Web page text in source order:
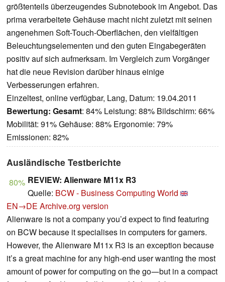
größtenteils überzeugendes Subnotebook im Angebot. Das
prima verarbeitete Gehäuse macht nicht zuletzt mit seinen
angenehmen Soft-Touch-Oberflächen, den vielfältigen
Beleuchtungselementen und den guten Eingabegeräten
positiv auf sich aufmerksam. Im Vergleich zum Vorgänger
hat die neue Revision darüber hinaus einige
Verbesserungen erfahren.
Einzeltest, online verfügbar, Lang, Datum: 19.04.2011
Bewertung: Gesamt: 84% Leistung: 88% Bildschirm: 66%
Mobilität: 91% Gehäuse: 88% Ergonomie: 79%
Emissionen: 82%
Ausländische Testberichte
80% REVIEW: Alienware M11x R3
Quelle: BCW - Business Computing World
EN→DE Archive.org version
Alienware is not a company you’d expect to find featuring
on BCW because it specialises in computers for gamers.
However, the Alienware M11x R3 is an exception because
it’s a great machine for any high-end user wanting the most
amount of power for computing on the go―but in a compact